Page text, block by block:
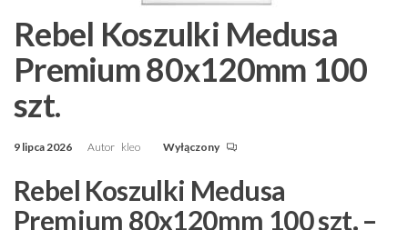
Rebel Koszulki Medusa
Premium 80x120mm 100
szt.
9 lipca 2026 Autor kleo Wyłączony
Rebel Koszulki Medusa
Premium 80x120mm 100 szt. –